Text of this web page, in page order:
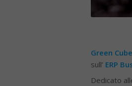
Green Cube
sull’ ERP
Dedicato